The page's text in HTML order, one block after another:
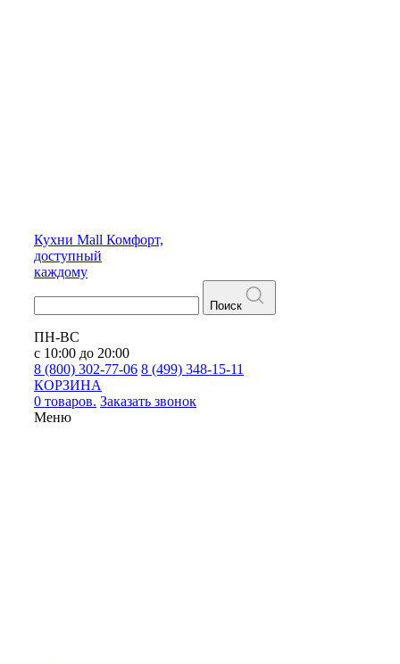
Кухни Mall Комфорт,
доступный
каждому
Поиск
ПН-ВС
с 10:00 до 20:00
8 (800) 302-77-06 8 (499) 348-15-11
КОРЗИНА
0 товаров. Заказать звонок
Меню